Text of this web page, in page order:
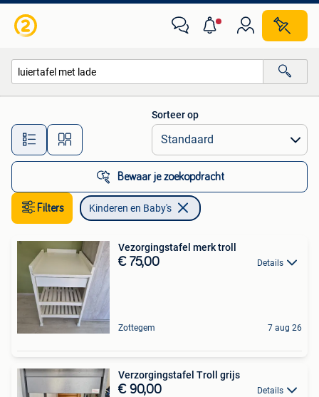
Alle afstanden…
Sorteer op
Bewaar je zoekopdracht
Filters Kinderen en Baby's
Vezorgingstafel merk troll
€ 75,00 Details
Zottegem 7 aug 26
Verzorgingstafel Troll grijs
€ 90,00 Details